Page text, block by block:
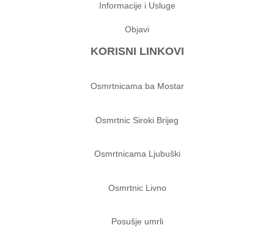
Informacije i Usluge
Objavi
KORISNI LINKOVI
Osmrtnicama ba Mostar
Osmrtnic Siroki Brijeg
Osmrtnicama Ljubuški
Osmrtnic Livno
Posušje umrli